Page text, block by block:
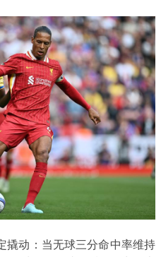
撬动：当无球三分命中率维持